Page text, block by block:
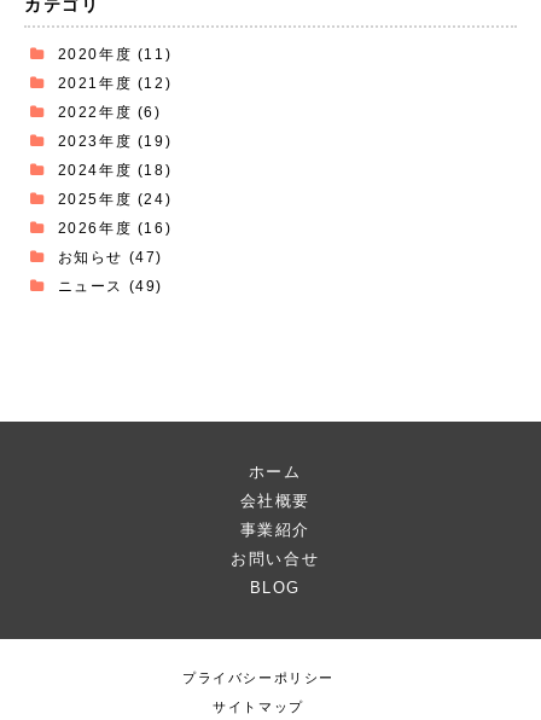
カテゴリ
2020年度 (11)
2021年度 (12)
2022年度 (6)
2023年度 (19)
2024年度 (18)
2025年度 (24)
2026年度 (16)
お知らせ (47)
ニュース (49)
ホーム
会社概要
事業紹介
お問い合せ
BLOG
プライバシーポリシー
サイトマップ